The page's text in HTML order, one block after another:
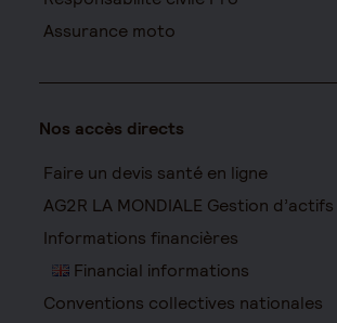
Assurance moto
Nos accès directs
Faire un devis santé en ligne
AG2R LA MONDIALE Gestion d’actifs
Informations financières
Financial informations
Conventions collectives nationales